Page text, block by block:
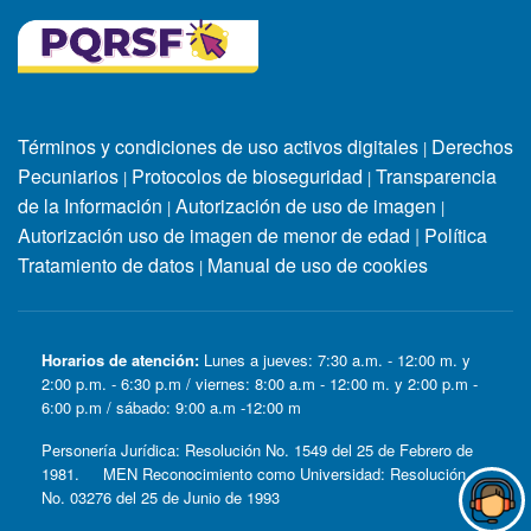
Términos y condiciones de uso activos digitales | Derechos
Pecuniarios | Protocolos de bioseguridad | Transparencia
de la Información | Autorización de uso de imagen |
Autorización uso de imagen de menor de edad | Política
Tratamiento de datos | Manual de uso de cookies
Horarios de atención: Lunes a jueves: 7:30 a.m. - 12:00 m. y
2:00 p.m. - 6:30 p.m / viernes: 8:00 a.m - 12:00 m. y 2:00 p.m -
6:00 p.m / sábado: 9:00 a.m -12:00 m
Personería Jurídica: Resolución No. 1549 del 25 de Febrero de
1981. MEN Reconocimiento como Universidad: Resolución
No. 03276 del 25 de Junio de 1993